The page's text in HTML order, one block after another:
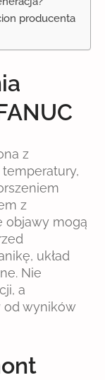
producenta
z
z
objawy mogą
układ
Nie
a
od wyników